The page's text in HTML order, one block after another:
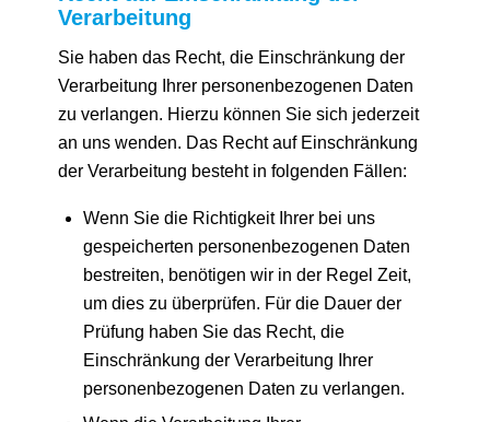
Verarbeitung
Sie haben das Recht, die Einschränkung der
Verarbeitung Ihrer personenbezogenen Daten
zu verlangen. Hierzu können Sie sich jederzeit
an uns wenden. Das Recht auf Einschränkung
der Verarbeitung besteht in folgenden Fällen:
Wenn Sie die Richtigkeit Ihrer bei uns
gespeicherten personenbezogenen Daten
bestreiten, benötigen wir in der Regel Zeit,
um dies zu überprüfen. Für die Dauer der
Prüfung haben Sie das Recht, die
Einschränkung der Verarbeitung Ihrer
personenbezogenen Daten zu verlangen.